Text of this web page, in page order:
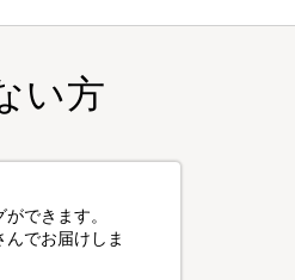
い方
できます。
でお届けしま